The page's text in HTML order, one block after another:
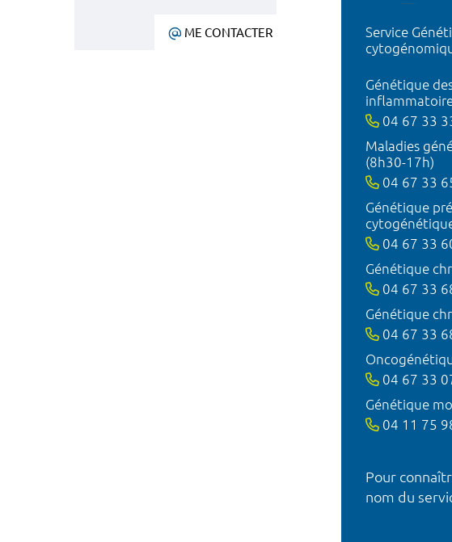
ME CONTACTER
Service
Génétique
04 67 33
Maladies
(8h30-17h)
04 67 33
Génétique
04 67 33
Génétique
04 67 33
Génétique
04 67 33
04 67 33
Génétique
04 11 75
Pour
nom du